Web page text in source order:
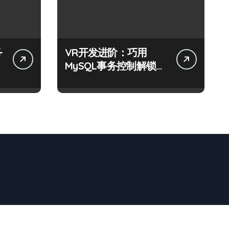
VR开发进阶：巧用
MySQL事务控制解锁科